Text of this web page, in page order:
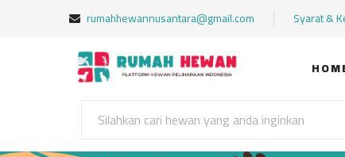
rumahhewannusantara@gmail.com Syarat &